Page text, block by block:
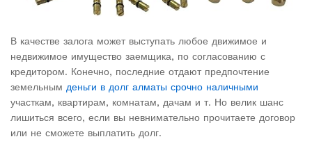
В качестве залога может выступать любое движимое и
недвижимое имущество заемщика, по согласованию с
кредитором. Конечно, последние отдают предпочтение
земельным деньги в долг алматы срочно наличными
участкам, квартирам, комнатам, дачам и т. Но велик шанс
лишиться всего, если вы невнимательно прочитаете договор
или не сможете выплатить долг.